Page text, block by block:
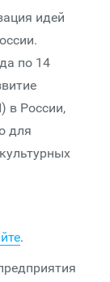
идей
по 14
в России,
для
.